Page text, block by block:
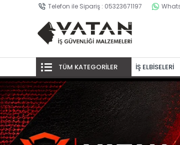
Telefon ile Sipariş : 05323671197
TÜM KATEGORİLER İŞ ELBİSELERİ